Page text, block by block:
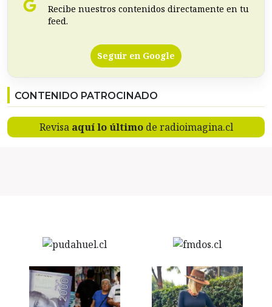
Recibe nuestros contenidos directamente en tu
feed.
Seguir en Google
CONTENIDO PATROCINADO
Revisa aquí lo últimode radioimagina.cl